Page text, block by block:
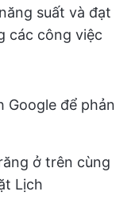
suất và đạt
các công việc
Google để phản
ở trên cùng
Lịch